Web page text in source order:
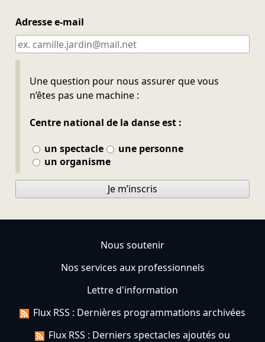
Adresse e-mail
Une question pour nous assurer que vous
n’êtes pas une machine :
Centre national de la danse est :
un spectacle
une personne
un organisme
Ne pas remplir
Je m’inscris
Nous soutenir
Nos services aux professionnels
Lettre d'information
Flux RSS : Dernières programmations archivées
Flux RSS : Derniers spectacles ajoutés ou